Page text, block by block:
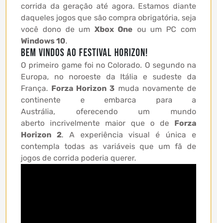
corrida da geração até agora. Estamos diante
daqueles jogos que são compra obrigatória, seja
você dono de umXbox One ou um PC com
Windows 10.
Bem vindos ao Festival Horizon!
O primeiro game foi no Colorado. O segundo na
Europa, no noroeste da Itália e sudeste da
França. Forza Horizon 3 muda novamente de
continente e embarca para a
Austrália, oferecendo um mundo
aberto incrivelmente maior que o de Forza
Horizon 2. A experiência visual é única e
contempla todas as variáveis que um fã de
jogos de corrida poderia querer.